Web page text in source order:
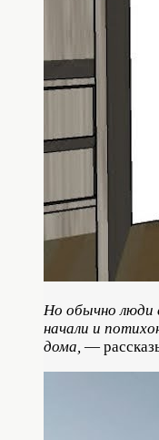
Но обычно люди
начали и
дома, —